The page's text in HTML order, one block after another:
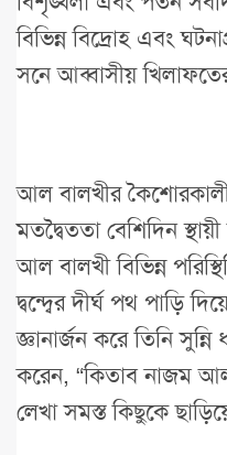
বিভিন্ন বিদ্রোহ এবং
সনে আব্বাসীয়
আল বালখীর
মতদ্বৈততা বেশিদিন
আল বালখী বিভিন্ন
দ্বন্দ্বের দীর্ঘ পথ পাড়ি
জ্ঞানার্জন করে তিনি
করেন, “কিতাব নাজম
লেখা সমস্ত কিছুকে